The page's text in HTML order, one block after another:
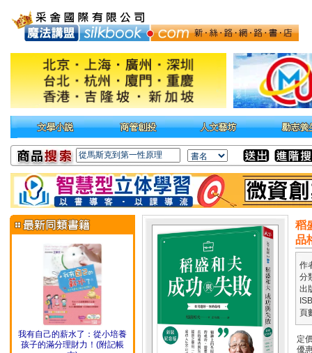
我有自己的薪水了：從小培養
孩子的滿分理財力！(附記帳
稻
品
作
分
出
頁
定
優